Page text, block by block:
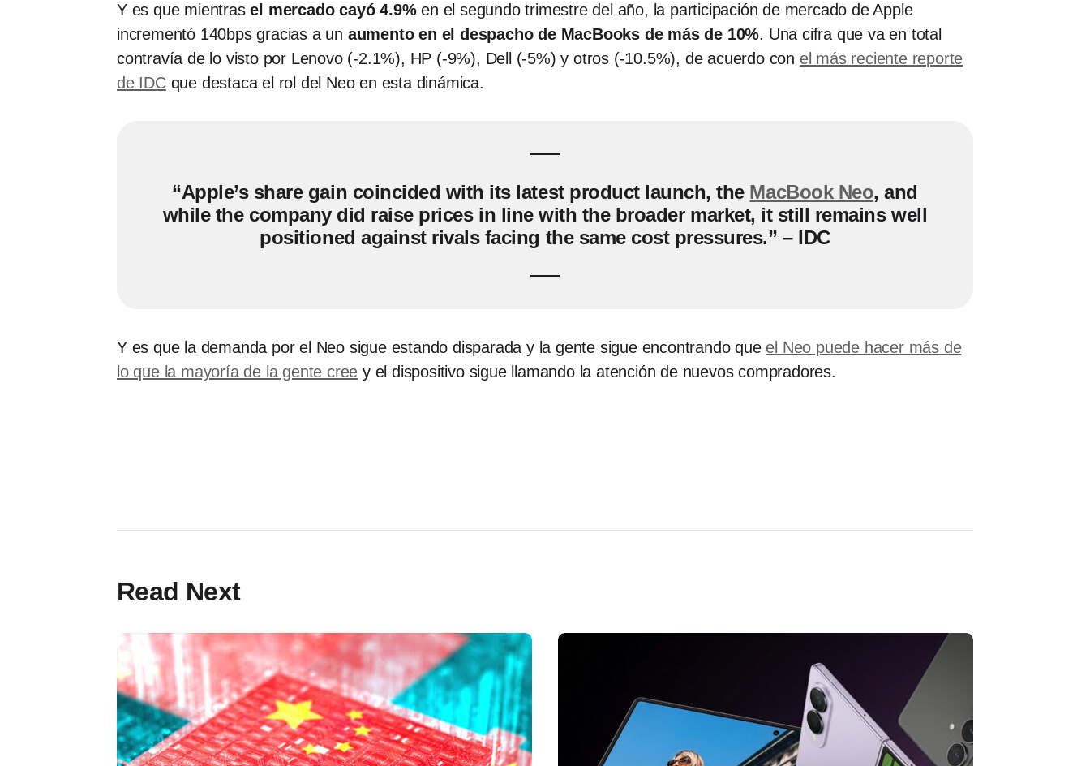
Y es que mientrasel mercado cayó 4.9%en el segundo trimestre del año, la participación de mercado de Apple
incrementó 140bps gracias a un aumento en el despacho de MacBooks de más de 10%. Una cifra que va en total
contravía de lo visto por Lenovo (-2.1%), HP (-9%), Dell (-5%) y otros (-10.5%), de acuerdo con el más reciente reporte
de IDCque destaca el rol del Neo en esta dinámica.
“Apple’s share gain coincided with its latest product launch, the MacBook Neo, and
while the company did raise prices in line with the broader market, it still remains well
positioned against rivals facing the same cost pressures.” – IDC
Y es que la demanda por el Neo sigue estando disparada y la gente sigue encontrando que el Neo puede hacer más de
lo que la mayoría de la gente cree y el dispositivo sigue llamando la atención de nuevos compradores.
Read Next